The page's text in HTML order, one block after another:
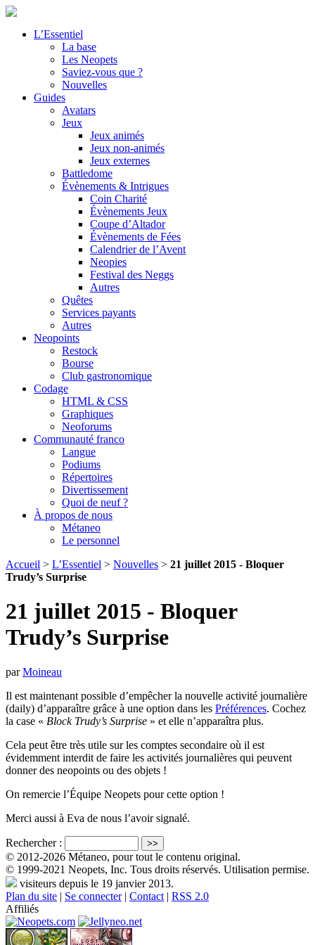
L’Essentiel
La base
Les Neopets
Saviez-vous que ?
Nouvelles
Guides
Avatars
Jeux
Jeux animés
Jeux non-animés
Jeux externes
Battledome
Évènements & Intrigues
Coin Charité
Évènements Jeux
Coupe d’Altador
Évènements de Fées
Calendrier de l’Avent
Neopies
Festival des Neggs
Autres
Quêtes
Services payants
Autres
Neopoints
Restock
Bourse
Club gastronomique
Codage
HTML & CSS
Graphiques
Neoforums
Communauté franco
Langue
Podiums
Répertoires
Divertissement
Quoi de neuf ?
À propos de nous
Métaneo
Le personnel
Accueil > L’Essentiel > Nouvelles > 21 juillet 2015 - Bloquer
Trudy’s Surprise
21 juillet 2015 - Bloquer
Trudy’s Surprise
parMoineau
Il est maintenant possible d’empêcher la nouvelle activité journalière
(daily) d’apparaître grâce à une option dans les Préférences. Cochez
la case « Block Trudy’s Surprise » et elle n’apparaîtra plus.
Cela peut être très utile sur les comptes secondaire où il est
évidemment interdit de faire les activités journalières qui peuvent
donner des neopoints ou des objets !
On remercie l’Équipe Neopets pour cette option !
Merci aussi à Eva de nous l’avoir signalé.
Rechercher :
© 2012-2026 Métaneo, pour tout le contenu original.
© 1999-2021 Neopets, Inc. Tous droits réservés. Utilisation permise.
visiteurs depuis le 19 janvier 2013.
Plan du site | Se connecter| Contact | RSS 2.0
Affiliés